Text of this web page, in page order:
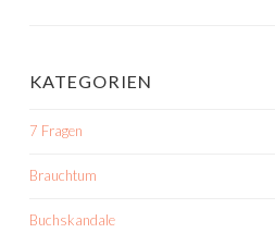
KATEGORIEN
7 Fragen
Brauchtum
Buchskandale